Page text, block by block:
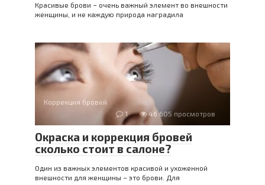
Красивые брови – очень важный элемент во внешности
женщины, и не каждую природа наградила
Коррекция бровей
1
46 605 просмотров
Окраска и коррекция бровей
сколько стоит в салоне?
Один из важных элементов красивой и ухоженной
внешности для женщины – это брови. Для